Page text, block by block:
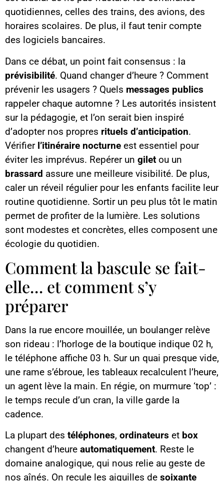
quotidiennes, celles des trains, des avions, des
horaires scolaires. De plus, il faut tenir compte
des logiciels bancaires.
Dans ce débat, un point fait consensus : la
prévisibilité. Quand changer d’heure ? Comment
prévenir les usagers ? Quels messages publics
rappeler chaque automne ? Les autorités insistent
sur la pédagogie, et l’on serait bien inspiré
d’adopter nos propres rituels d’anticipation.
Vérifier l’itinéraire nocturne est essentiel pour
éviter les imprévus. Repérer un gilet ou un
brassard assure une meilleure visibilité. De plus,
caler un réveil régulier pour les enfants facilite leur
routine quotidienne. Sortir un peu plus tôt le matin
permet de profiter de la lumière. Les solutions
sont modestes et concrètes, elles composent une
écologie du quotidien.
Comment la bascule se fait-
elle… et comment s’y
préparer
Dans la rue encore mouillée, un boulanger relève
son rideau : l’horloge de la boutique indique 02 h,
le téléphone affiche 03 h. Sur un quai presque vide,
une rame s’ébroue, les tableaux recalculent l’heure,
un agent lève la main. En régie, on murmure ‘top’ :
le temps recule d’un cran, la ville garde la
cadence.
La plupart des téléphones, ordinateurs et box
changent d’heure automatiquement. Reste le
domaine analogique, qui nous relie au geste de
nos aînés. On recule les aiguilles de soixante